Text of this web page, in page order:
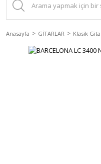
Anasayfa GİTARLAR Klasik